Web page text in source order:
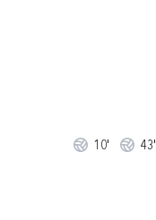
10' 43'